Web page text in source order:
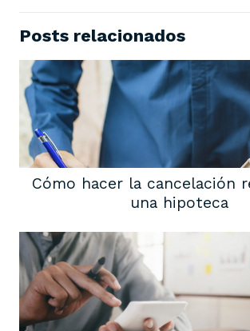
Posts relacionados
Cómo hacer la cancelación
una hipoteca